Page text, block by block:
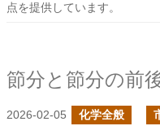
点を提供しています。
2026-02-05 化学全般